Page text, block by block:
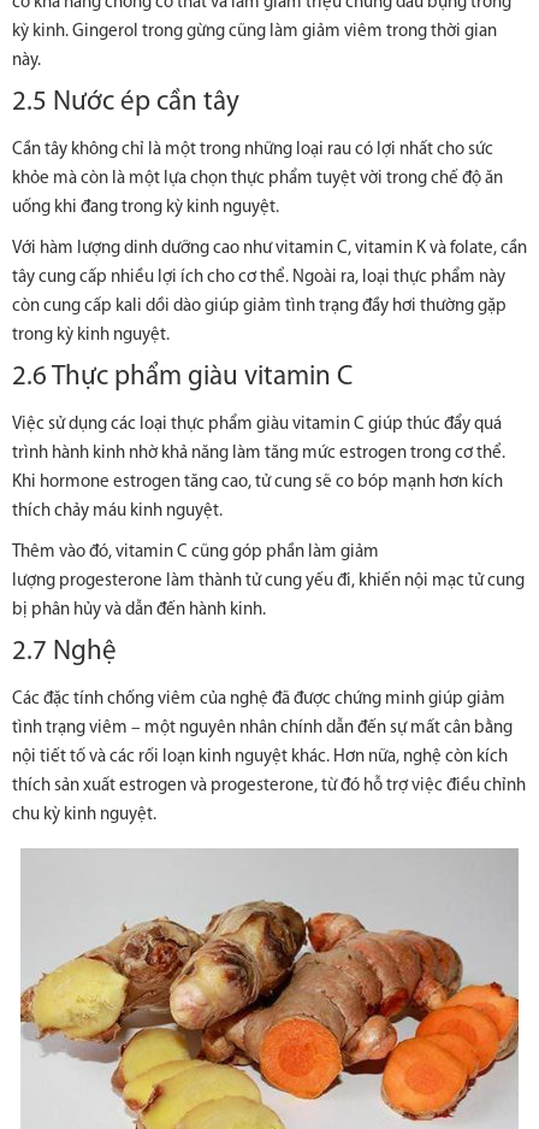
kỳ kinh. Gingerol trong gừng cũng làm giảm viêm trong thời gian
này.
2.5 Nước ép cần tây
Cần tây không chỉ là một trong những loại rau có lợi nhất cho sức
khỏe mà còn là một lựa chọn thực phẩm tuyệt vời trong chế độ ăn
uống khi đang trong kỳ kinh nguyệt.
Với hàm lượng dinh dưỡng cao như vitamin C, vitamin K và folate, cần
tây cung cấp nhiều lợi ích cho cơ thể. Ngoài ra, loại thực phẩm này
còn cung cấp kali dồi dào giúp giảm tình trạng đầy hơi thường gặp
trong kỳ kinh nguyệt.
2.6 Thực phẩm giàu vitamin C
Việc sử dụng các loại thực phẩm giàu vitamin C giúp thúc đẩy quá
trình hành kinh nhờ khả năng làm tăng mức estrogen trong cơ thể.
Khi hormone estrogen tăng cao, tử cung sẽ co bóp mạnh hơn kích
thích chảy máu kinh nguyệt.
Thêm vào đó, vitamin C cũng góp phần làm giảm
lượng progesterone làm thành tử cung yếu đi, khiến nội mạc tử cung
bị phân hủy và dẫn đến hành kinh.
2.7 Nghệ
Các đặc tính chống viêm của nghệ đã được chứng minh giúp giảm
tình trạng viêm – một nguyên nhân chính dẫn đến sự mất cân bằng
nội tiết tố và các rối loạn kinh nguyệt khác. Hơn nữa, nghệ còn kích
thích sản xuất estrogen và progesterone, từ đó hỗ trợ việc điều chỉnh
chu kỳ kinh nguyệt.